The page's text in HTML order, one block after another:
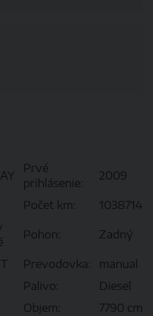
Prvé
prihlásenie:
2009
Počet km:
Pohon: Zadný
Prevodovka:
manual
Palivo:
Diesel
Objem: 7790 cm